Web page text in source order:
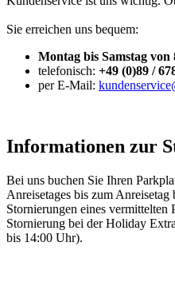
Sie erreichen uns bequem:
Montag bis Samstag
telefonisch: +49 (0)89 /
per E-Mail:
Informationen zur
Bei uns buchen Sie Ihren
Anreisetages bis zum
Stornierungen eines
Stornierung bei der Holiday
bis 14:00 Uhr).